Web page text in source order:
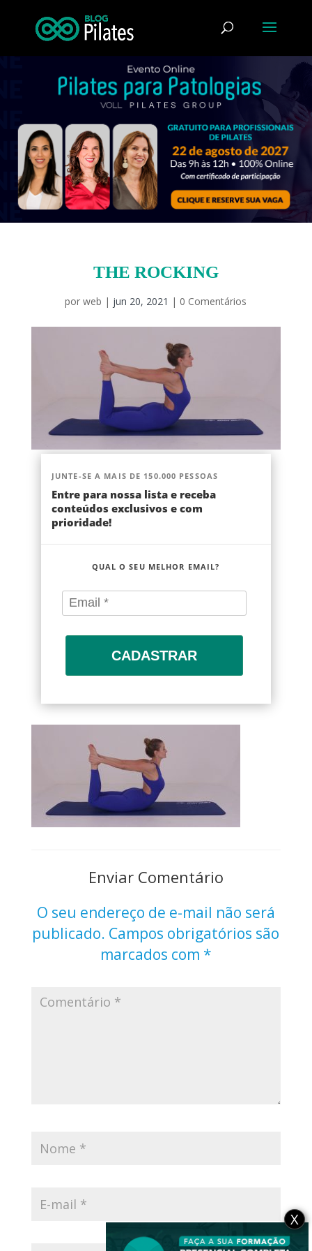
THE ROCKING
porweb | jun 20, 2021 | 0 Comentários
JUNTE-SE A MAIS DE 150.000 PESSOAS
Entre para nossa lista e receba
conteúdos exclusivos e com
prioridade!
QUAL O SEU MELHOR EMAIL?
CADASTRAR
Enviar Comentário
O seu endereço de e-mail não será
publicado. Campos obrigatórios são
marcados com *
X